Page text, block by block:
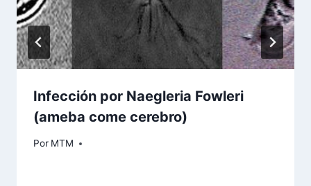
Infección por Naegleria Fowleri
(ameba come cerebro)
Por MTM